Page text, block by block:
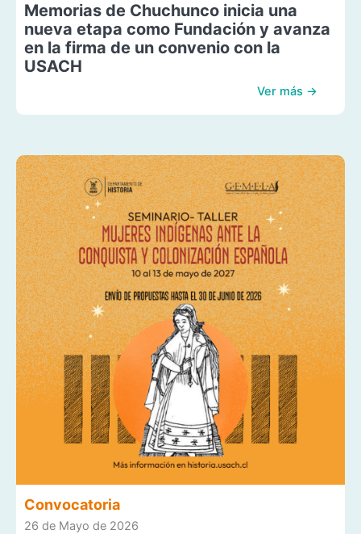
Memorias de Chuchunco inicia una
nueva etapa como Fundación y avanza
en la firma de un convenio con la
USACH
Ver más →
Convocatoria
26 de Mayo de 2026